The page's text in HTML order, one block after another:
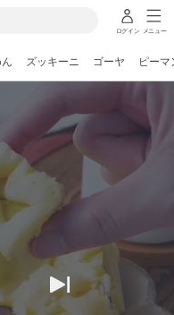
ログイン メニュー
ズッキーニ ゴーヤ ピーマ